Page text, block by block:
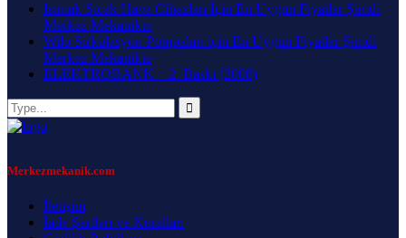
Isımak Sıcak Hava Cihazları İçin En Uygun Fiyatlar Şimdi
Merkez Mekanikte
Wilo Sirkülasyon Pompaları için En Uygun Fiyatlar Şimdi
Merkez Mekanikte
ELEKTROBANK – 2. Baskı (2008)
Merkezmekanik.com
İletişim
İade Şartları ve Kuralları